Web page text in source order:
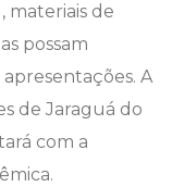
materiais de
possam
A
de Jaraguá do
com a